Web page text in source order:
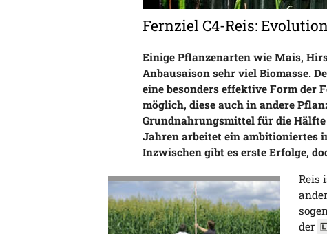
Fernziel C4-Reis:
Einige Pflanzenarten wie Mais,
Anbausaison sehr viel Biomasse.
eine besonders effektive Form der
möglich, diese auch in andere
Grundnahrungsmittel für die
Jahren arbeitet ein ambitioniertes
Inzwischen gibt es erste Erfolge,
Reis
der